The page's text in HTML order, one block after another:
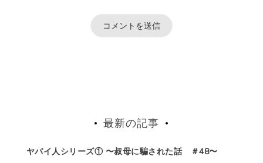
最新の記事
ヤバイ人シリーズ① 〜叔母に騙された話 ＃48〜